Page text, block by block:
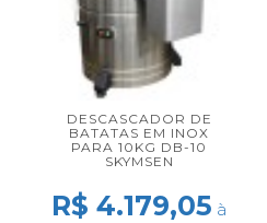
DESCASCADOR DE
BATATAS EM INOX
PARA 10KG DB-10
SKYMSEN
R$ 4.179,05 à